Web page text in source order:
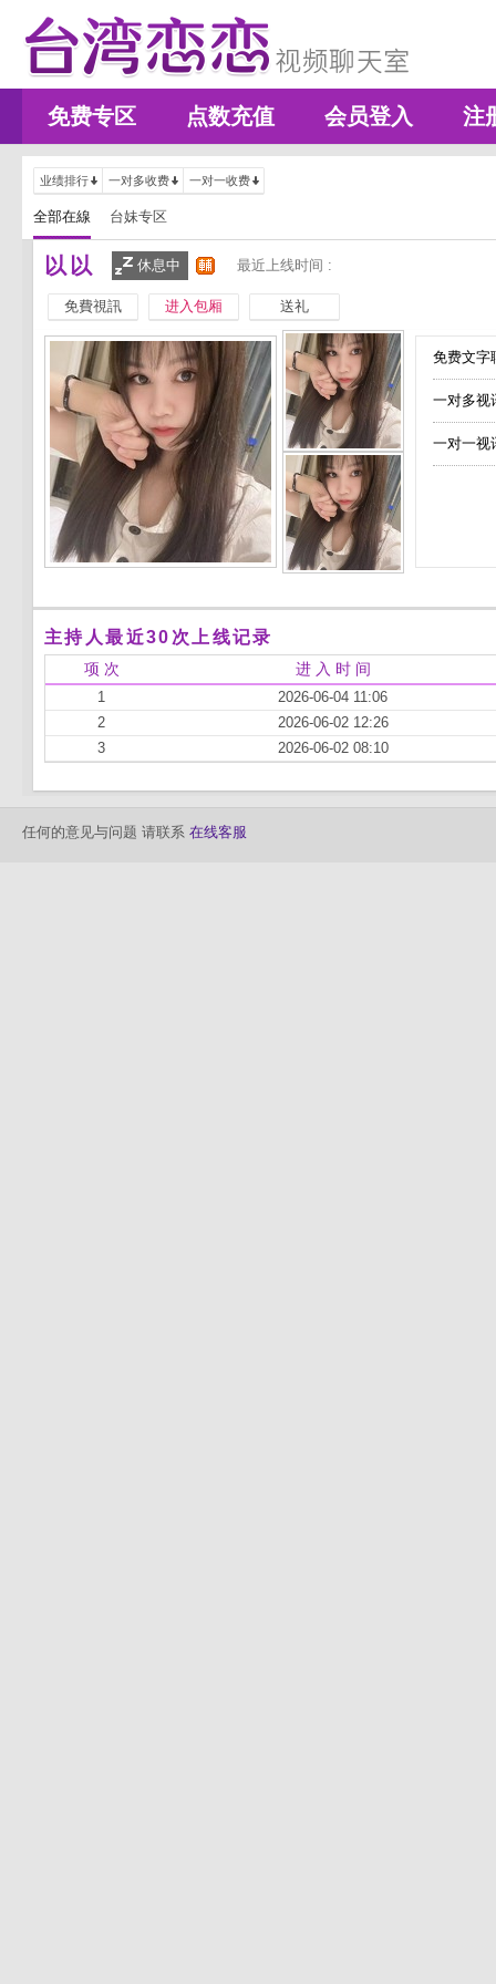
免费专区 点数充值 会员登入 注
业绩排行 一对多收费 一对一收费
全部在線 台妹专区
以以 休息中 最近上线时间 :
免費視訊 进入包厢 送礼
免费文
一对多
一对一
主持人最近30次上线记录
项 次 进 入 时 间
1
2026-06-04 11:06
2
2026-06-02 12:26
3
2026-06-02 08:10
任何的意见与问题 请联系 在线客服